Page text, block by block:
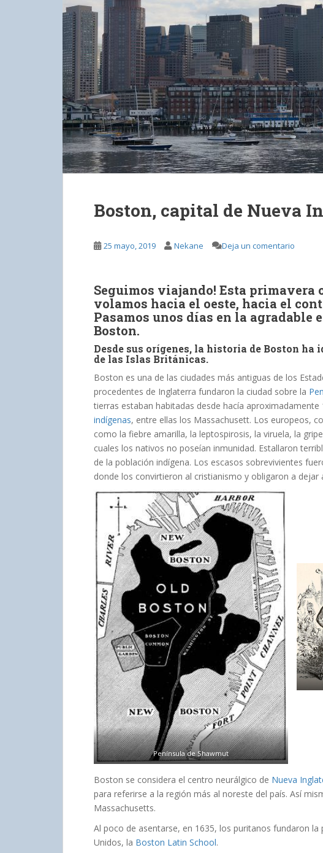
Boston, capital de Nueva
25 mayo, 2019 Nekane Deja un comentario
Seguimos viajando! Esta primavera
volamos hacia el oeste, hacia el
Pasamos unos días en la agradable
Boston.
Desde sus orígenes, la historia de Boston ha
de las Islas Británicas.
Boston es una de las ciudades más antiguas de los
procedentes de Inglaterra fundaron la ciudad sobre la
tierras estaban habitadas desde hacía
indígenas, entre ellas los Massachusett. Los europeos,
como la fiebre amarilla, la leptospirosis, la viruela, la
cuales los nativos no poseían inmunidad. Estallaron
de la población indígena. Los escasos sobrevivientes
donde los convirtieron al cristianismo y obligaron a dejar
Península de Shawmut
Boston se considera el centro neurálgico de Nueva
para referirse a la región más al noreste del país. Así
Massachusetts.
Al poco de asentarse, en 1635, los puritanos fundaron la
Unidos, la Boston Latin School.